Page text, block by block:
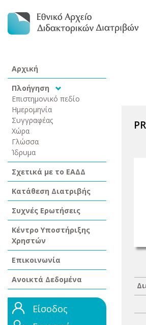
Αρχική
Πλοήγηση
Επιστημονικό πεδίο
Ημερομηνία
Συγγραφέας
Χώρα
Γλώσσα
Ίδρυμα
Σχετικά με το ΕΑΔΔ
Κατάθεση Διατριβής
Συχνές Ερωτήσεις
Κέντρο Υποστήριξης
Χρηστών
Επικοινωνία
Ανοικτά Δεδομένα
Είσοδος